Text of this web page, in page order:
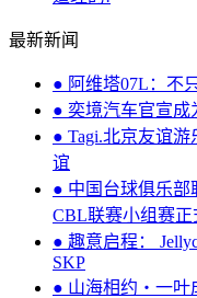
最新新闻
● 阿维塔07L：不
● 奕境汽车官宣成
● Tagi.北京友谊
谊
● 中国台球俱乐部
CBL联赛小组赛正
● 趣意启程：
SKP
● 山海相约・一叶